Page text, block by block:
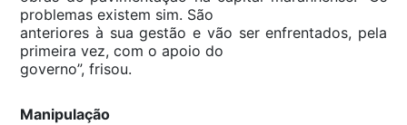
problemas existem sim. São
anteriores à sua gestão e vão ser enfrentados, pela
primeira vez, com o apoio do
governo”, frisou.
Manipulação